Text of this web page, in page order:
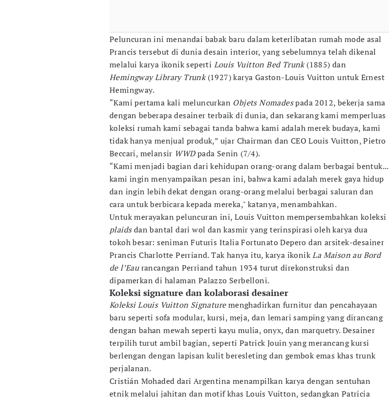
Peluncuran ini menandai babak baru dalam keterlibatan rumah mode asal
Prancis tersebut di dunia desain interior, yang sebelumnya telah dikenal
melalui karya ikonik seperti Louis Vuitton Bed Trunk(1885) dan
Hemingway Library Trunk(1927) karya Gaston-Louis Vuitton untuk Ernest
Hemingway.
“Kami pertama kali meluncurkan Objets Nomadespada 2012, bekerja sama
dengan beberapa desainer terbaik di dunia, dan sekarang kami memperluas
koleksi rumah kami sebagai tanda bahwa kami adalah merek budaya, kami
tidak hanya menjual produk,” ujar Chairman dan CEO Louis Vuitton, Pietro
Beccari, melansir WWDpada Senin (7/4).
“Kami menjadi bagian dari kehidupan orang-orang dalam berbagai bentuk...
kami ingin menyampaikan pesan ini, bahwa kami adalah merek gaya hidup
dan ingin lebih dekat dengan orang-orang melalui berbagai saluran dan
cara untuk berbicara kepada mereka," katanya, menambahkan.
Untuk merayakan peluncuran ini, Louis Vuitton mempersembahkan koleksi
plaidsdan bantal dari wol dan kasmir yang terinspirasi oleh karya dua
tokoh besar: seniman Futuris Italia Fortunato Depero dan arsitek-desainer
Prancis Charlotte Perriand. Tak hanya itu, karya ikonikLa Maison au Bord
de l’Eaurancangan Perriand tahun 1934 turut direkonstruksi dan
dipamerkan di halaman Palazzo Serbelloni.
Koleksi signature dan kolaborasi desainer
Koleksi Louis Vuitton Signaturemenghadirkan furnitur dan pencahayaan
baru seperti sofa modular, kursi, meja, dan lemari samping yang dirancang
dengan bahan mewah seperti kayu mulia, onyx, dan marquetry. Desainer
terpilih turut ambil bagian, seperti Patrick Jouin yang merancang kursi
berlengan dengan lapisan kulit beresleting dan gembok emas khas trunk
perjalanan.
Cristián Mohaded dari Argentina menampilkan karya dengan sentuhan
etnik melalui jahitan dan motif khas Louis Vuitton, sedangkan Patricia